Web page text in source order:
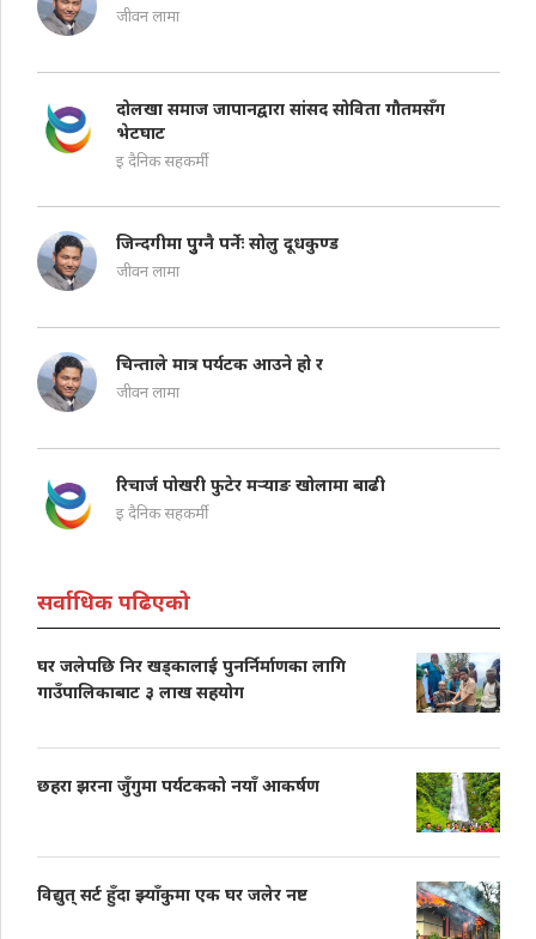
जीवन लामा
दोलखा समाज जापानद्वारा सांसद सोविता गौतमसँग
भेटघाट
इ दैनिक सहकर्मी
जिन्दगीमा पुुग्नै पर्नेः सोलु दूधकुण्ड
जीवन लामा
चिन्ताले मात्र पर्यटक आउने हो र
जीवन लामा
रिचार्ज पोखरी फुटेर मऱ्याङ खोलामा बाढी
इ दैनिक सहकर्मी
सर्वाधिक पढिएको
घर जलेपछि निर खड्कालाई पुनर्निर्माणका लागि
गाउँपालिकाबाट ३ लाख सहयोग
छहरा झरना जुँगुमा पर्यटकको नयाँ आकर्षण
विद्युत् सर्ट हुँदा झ्याँकुमा एक घर जलेर नष्ट